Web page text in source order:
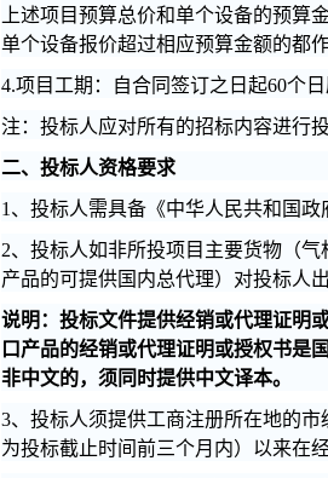
上述项目预算总价和单个设备的预
单个设备报价超过相应预算金额的都
4.项目工期：自合同签订之日起60个
注：投标人应对所有的招标内容进行
二、投标人资格要求
1 、投标人需具备《中华人民共和国政
2、投标人如非所投项目主要货物（
产品的可提供国内总代理）对投标人
说明：投标文件提供经销或代理证明
口产品的经销或代理证明或授权书是
非中文的，须同时提供中文译本。
3、投标人须提供工商注册所在地的
为投标截止时间前三个月内）以来在